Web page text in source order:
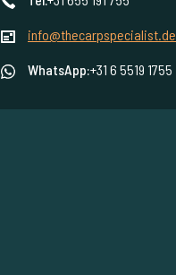
info@thecarpspecialist.de
WhatsApp:+31 6 5519 1755